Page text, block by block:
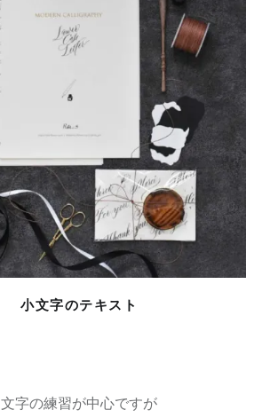
小文字のテキスト
文字の練習が中心ですが